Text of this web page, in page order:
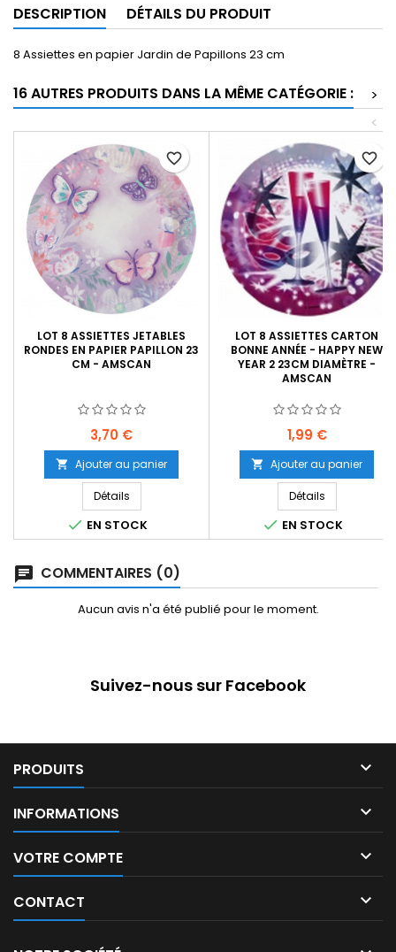
DESCRIPTION DÉTAILS DU PRODUIT
8 Assiettes en papier Jardin de Papillons 23 cm
16 AUTRES PRODUITS DANS LA MÊME CATÉGORIE :
>
<
LOT 8 ASSIETTES JETABLES
RONDES EN PAPIER PAPILLON 23
CM - AMSCAN
Prix
3,70 €
 Ajouter au panier
Détails
 EN STOCK
favorite_border
LOT 8 ASSIETTES CARTON
BONNE ANNÉE - HAPPY NEW
YEAR 2 23CM DIAMÈTRE -
AMSCAN
Prix
1,99 €
 Ajouter au panier
Détails
 EN STOCK
favorite_border
COMMENTAIRES (0)
Aucun avis n'a été publié pour le moment.
Suivez-nous sur Facebook
PRODUITS 
INFORMATIONS 
VOTRE COMPTE 
CONTACT 